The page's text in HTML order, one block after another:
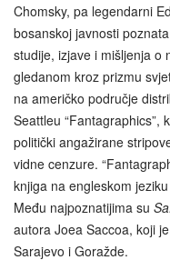
Chomsky, pa legendarni
bosanskoj javnosti
studije, izjave i mišljenja o
gledanom kroz prizmu
na američko područje
Seattleu “Fantagraphics”,
politički angažirane
vidne cenzure.
knjiga na engleskom
Među najpoznatijima su
autora Joea Saccoa, koji
Sarajevo i Goražde.